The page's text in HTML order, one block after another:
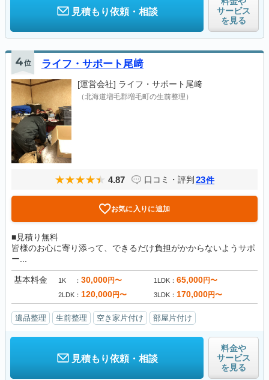
見積もり依頼・相談
サービス
を見る
4位 ライフ・サポート尾﨑
[運営会社] ライフ・サポート尾﨑
（北海道増毛郡増毛町の生前整理）
4.87 口コミ・評判 23件
お気に入りに追加
■見積り無料
皆様のお心に寄り添って、できるだけ負担がかからないようサポ
ー...
基本料金 1K 30,000円〜 1LDK 65,000円〜
2LDK 120,000円〜 3LDK 170,000円〜
遺品整理 生前整理 空き家片付け 部屋片付け
見積もり依頼・相談
料金や
サービス
を見る